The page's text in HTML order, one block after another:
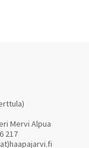
Mervi Alpua
217